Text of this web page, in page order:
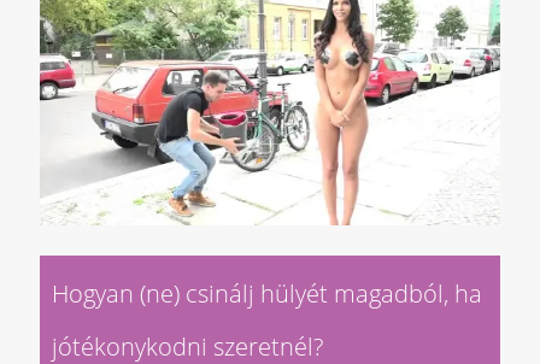
Hogyan (ne) csinálj hülyét magadból, ha
jótékonykodni szeretnél?